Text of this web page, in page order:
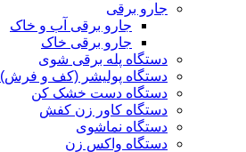
جارو برقی
جارو برقی آب و خاک
جارو برقی خاک
دستگاه پله برقی شوی
دستگاه پولیشر (کف و فرش)
دستگاه دست خشک کن
دستگاه کاور زن کفش
دستگاه نماشوی
دستگاه واکس زن